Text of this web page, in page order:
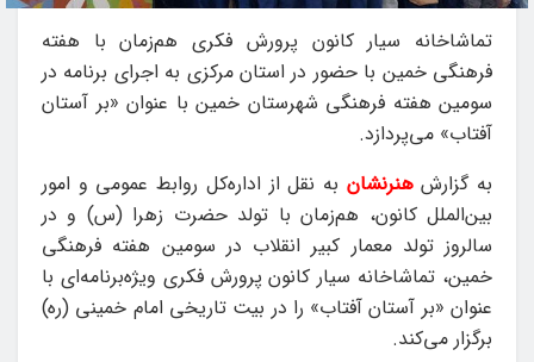
تماشاخانه سیار کانون پرورش فکری هم‌زمان با هفته
فرهنگی خمین با حضور در استان مرکزی به اجرای برنامه در
سومین هفته فرهنگی شهرستان خمین با عنوان «بر آستان
آفتاب» می‌پردازد.
به گزارشهنرنشان به نقل از اداره‌کل روابط عمومی و امور
بین‌الملل کانون، هم‌زمان با تولد حضرت زهرا (س) و در
سالروز تولد معمار کبیر انقلاب در سومین هفته فرهنگی
خمین، تماشاخانه سیار کانون پرورش فکری ویژه‌برنامه‌ای با
عنوان «بر آستان آفتاب» را در بیت تاریخی امام خمینی (ره)
برگزار می‌کند.